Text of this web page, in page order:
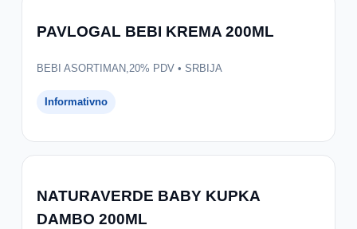
PAVLOGAL BEBI KREMA 200ML
BEBI ASORTIMAN,20% PDV • SRBIJA
Informativno
NATURAVERDE BABY KUPKA
DAMBO 200ML